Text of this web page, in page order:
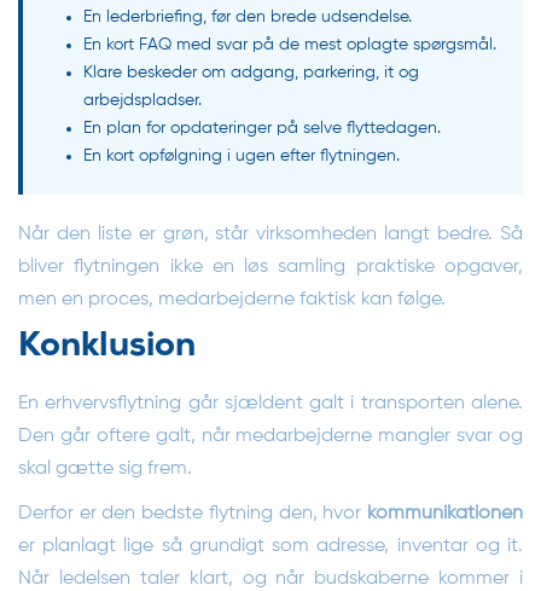
En lederbriefing, før den brede udsendelse.
En kort FAQ med svar på de mest oplagte spørgsmål.
Klare beskeder om adgang, parkering, it og
arbejdspladser.
En plan for opdateringer på selve flyttedagen.
En kort opfølgning i ugen efter flytningen.
Når den liste er grøn, står virksomheden langt bedre. Så
bliver flytningen ikke en løs samling praktiske opgaver,
men en proces, medarbejderne faktisk kan følge.
Konklusion
En erhvervsflytning går sjældent galt i transporten alene.
Den går oftere galt, når medarbejderne mangler svar og
skal gætte sig frem.
Derfor er den bedste flytning den, hvor kommunikationen
er planlagt lige så grundigt som adresse, inventar og it.
Når ledelsen taler klart, og når budskaberne kommer i